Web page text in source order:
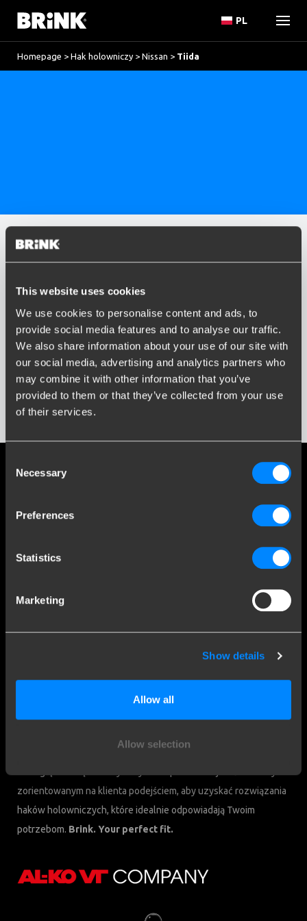
This website uses cookies
We use cookies to personalise content and ads, to
provide social media features and to analyse our traffic.
We also share information about your use of our site with
our social media, advertising and analytics partners who
may combine it with other information that you’ve
provided to them or that they’ve collected from your use
of their services.
Selection
Necessary
Preferences
Statistics
Marketing
Show details
Allow all
Allow selection
PL
Homepage > Hak holowniczy > Nissan > Tiida
NISSAN
option , selected.Select is focused ,type to refine list, press Down to
Model
Wpisz lub wybierz model...
Rok Produkcji
Wprowadź lub wybierz rok...
Pokaż wyniki
Media społecznościowe
Bądź na bieżąco z naszymi najnowszymi osiągnięciami
Customer Service
Brink Towing Systems Sp. z o.o.
64-200 Wolsztyn
info.pl@brink.eu
zorientowanym na klienta podejściem, aby uzyskać rozwiązania
haków holowniczych, które idealnie odpowiadają Twoim
potrzebom. Brink. Your perfect fit.